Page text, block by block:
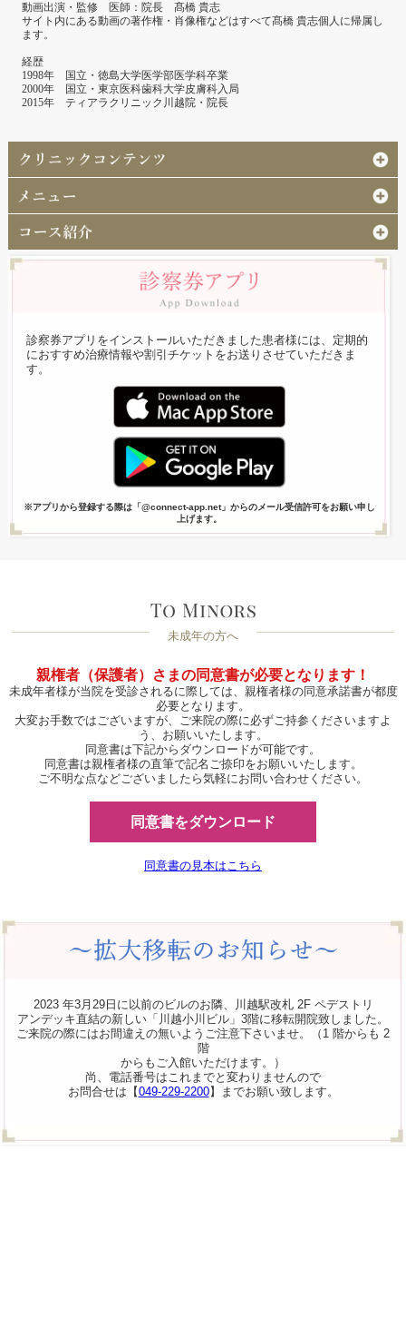
動画出演・監修 医師：院長 髙橋 貴志
サイト内にある動画の著作権・肖像権などはすべて髙橋 貴志個人に帰属し
ます。
経歴
1998年 国立・徳島大学医学部医学科卒業
2000年 国立・東京医科歯科大学皮膚科入局
2015年 ティアラクリニック川越院・院長
診察券アプリをインストールいただきました患者様には、定期的
におすすめ治療情報や割引チケットをお送りさせていただきま
す。
※アプリから登録する際は「@connect-app.net」からのメール受信許可をお願い申し
上げます。
未成年の方へ
親権者（保護者）さまの同意書が必要となります！
未成年者様が当院を受診されるに際しては、親権者様の同意承諾書が都度
必要となります。
大変お手数ではございますが、ご来院の際に必ずご持参くださいますよ
う、お願いいたします。
同意書は下記からダウンロードが可能です。
同意書は親権者様の直筆で記名ご捺印をお願いいたします。
ご不明な点などございましたら気軽にお問い合わせください。
同意書をダウンロード
同意書の見本はこちら
2023 年3月29日に以前のビルのお隣、川越駅改札 2F ペデストリ
アンデッキ直結の新しい「川越小川ビル」3階に移転開院致しました。
ご来院の際にはお間違えの無いようご注意下さいませ。（1 階からも 2
階
からもご入館いただけます。）
尚、電話番号はこれまでと変わりませんので
お問合せは【049-229-2200】までお願い致します。